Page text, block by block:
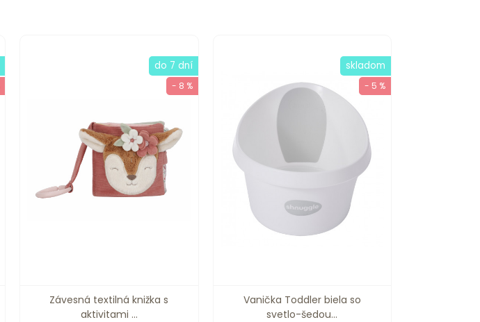
Závesná textilná knižka s
aktivitami ...
do 7 dní
- 8 %
Vanička Toddler biela so
svetlo-šedou...
skladom
- 5 %